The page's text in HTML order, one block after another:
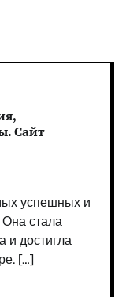
Сайт
успешных и
Она стала
и достигла
[…]